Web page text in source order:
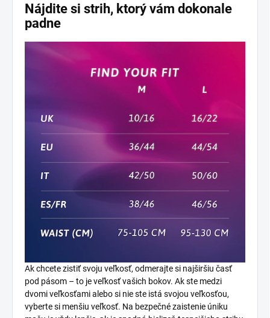
Nájdite si strih, ktorý vám dokonale
padne
Ak chcete zistiť svoju veľkosť, odmerajte si najširšiu časť
pod pásom – to je veľkosť vašich bokov. Ak ste medzi
dvomi veľkosťami alebo si nie ste istá svojou veľkosťou,
vyberte si menšiu veľkosť. Na bezpečné zaistenie úniku